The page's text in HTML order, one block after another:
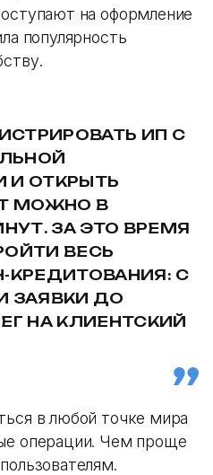
на оформление
популярность
ИП С
И ОТКРЫТЬ
МОЖНО В
ЗА ЭТО ВРЕМЯ
ВЕСЬ
КРЕДИТОВАНИЯ: С
ЗАЯВКИ ДО
НА КЛИЕНТСКИЙ
в любой точке мира
операции. Чем проще